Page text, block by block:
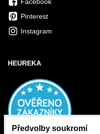
Pinterest
Instagram
HEUREKA
Předvolby soukromí